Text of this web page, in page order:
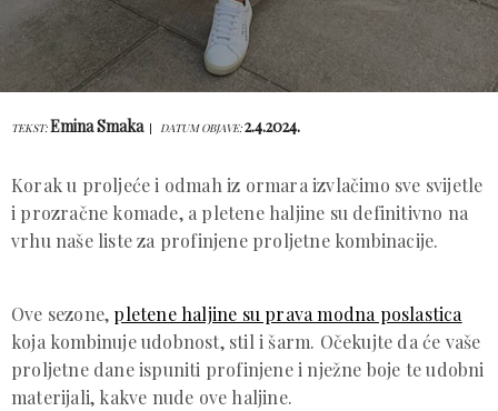
TEKST:Emina Smaka DATUM OBJAVE:2.4.2024.
Korak u proljeće i odmah iz ormara izvlačimo sve svijetle
i prozračne komade, a pletene haljine su definitivno na
vrhu naše liste za profinjene proljetne kombinacije.
Ove sezone, pletene haljine su prava modna poslastica
koja kombinuje udobnost, stil i šarm. Očekujte da će vaše
proljetne dane ispuniti profinjene i nježne boje te udobni
materijali, kakve nude ove haljine.